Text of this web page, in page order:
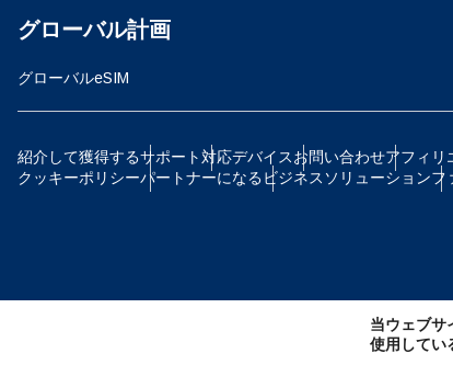
グローバル計画
グローバルeSIM
紹介して獲得するサポート対応デバイスお問い合わせアフィリ
クッキーポリシーパートナーになるビジネスソリューションフ
当ウェブサ
使用してい